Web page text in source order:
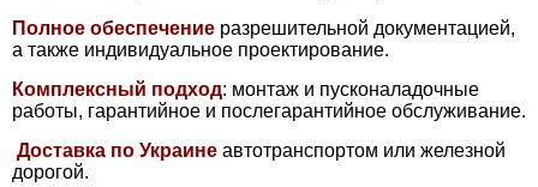
Полное обеспечение разрешительной документацией,
а также индивидуальное проектирование.
Комплексный подход: монтаж и пусконаладочные
работы, гарантийное и послегарантийное обслуживание.
Доставка по Украине автотранспортом или железной
дорогой.